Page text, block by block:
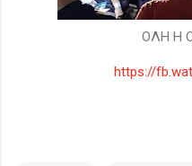
ΟΛΗ Η
https://